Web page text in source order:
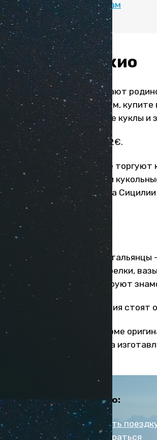
Советы туристам
Кукла Пиноккио
Солнечную Италию считают
из Италии в подарок детям,
планшетные, перчаточные куклы
Цена . Игрушки стоят от 2€.
Совет
. На любом курорте
Италии существуют свои
комедии Пульчинелла, а на
Фарфор
Что привезти из Рима?
изделия из фарфора — тарелки,
статуэтки, которые копируют
. Фарфоровые изделия стоят
Совет
. Хотите иметь в доме
дизайнерской посуды. Она
Важное про Италию:
Как спланировать
Как дёшево добраться